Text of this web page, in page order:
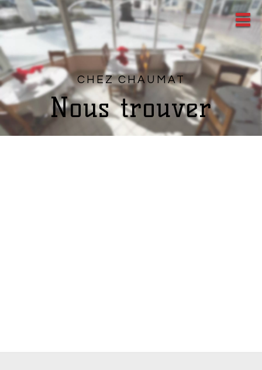
CHEZ CHAUMAT
Nous trouver